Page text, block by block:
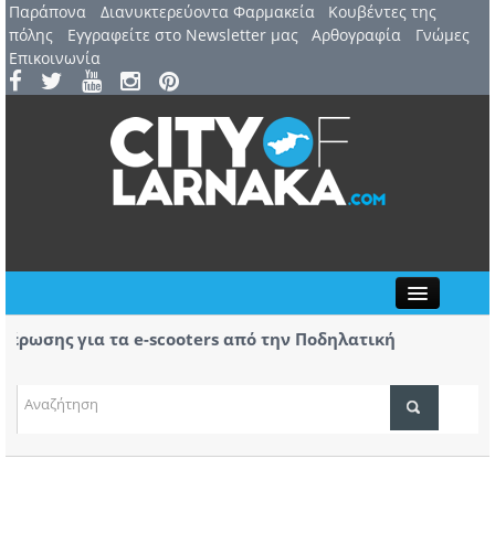
Παράπονα Διανυκτερεύοντα Φαρμακεία
Kουβέντες της
πόλης
Εγγραφείτε στο Newsletter μας Αρθογραφία
Γνώμες
Επικοινωνία
ΤΟΠΙΚΑ ΝΕΑ
για τα e-scooters από την Ποδηλατική